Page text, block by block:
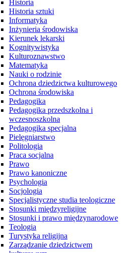
Historia
Historia sztuki
Informatyka
Inżynieria środowiska
Kierunek lekarski
Kognitywistyka
Kulturoznawstwo
Matematyka
Nauki o rodzinie
Ochrona dziedzictwa kulturowego
Ochrona środowiska
Pedagogika
Pedagogika przedszkolna i
wczesnoszkolna
Pedagogika specjalna
Pielęgniarstwo
Politologia
Praca socjalna
Prawo
Prawo kanoniczne
Psychologia
Socjologia
Specjalistyczne studia teologiczne
Stosunki międzyreligijne
Stosunki i prawo międzynarodowe
Teologia
Turystyka religijna
Zarządzanie dziedzictwem